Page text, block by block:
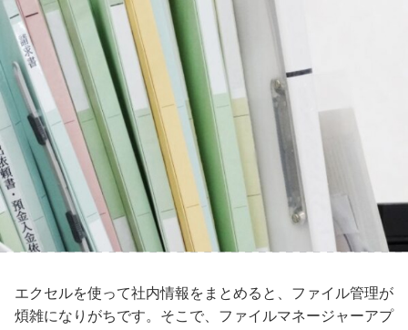
エクセルを使って社内情報をまとめると、ファイル管理が
煩雑になりがちです。そこで、ファイルマネージャーアプ